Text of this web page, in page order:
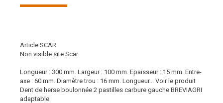
Article SCAR
Non visible site Scar
Longueur : 300 mm. Largeur : 100 mm. Epaisseur : 15 mm. Entre-
axe : 60 mm. Diamètre trou : 16 mm. Longueur...
Voir le produit
Dent de herse boulonnée 2 pastilles carbure gauche BREVIAGRI
adaptable